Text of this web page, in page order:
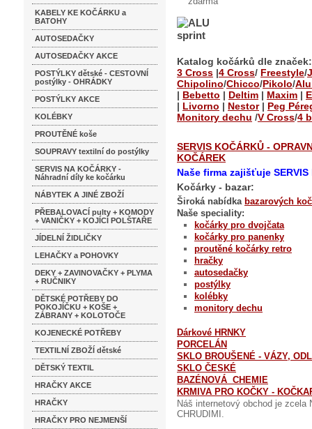
KABELY KE KOČÁRKU a
BATOHY
AUTOSEDAČKY
AUTOSEDAČKY AKCE
POSTÝLKY dětské - CESTOVNÍ
postýlky - OHRÁDKY
POSTÝLKY AKCE
KOLÉBKY
PROUTĚNÉ koše
SOUPRAVY textilní do postýlky
SERVIS NA KOČÁRKY -
Náhradní díly ke kočárku
NÁBYTEK A JINÉ ZBOŽÍ
PŘEBALOVACÍ pulty + KOMODY
+ VANIČKY + KOJÍCÍ POLŠTAŘE
JÍDELNÍ ŽIDLIČKY
LEHAČKY a POHOVKY
DEKY + ZAVINOVAČKY + PLYMA
+ RUČNIKY
DĚTSKÉ POTŘEBY DO
POKOJÍČKU + KOŠE +
ZÁBRANY + KOLOTOČE
KOJENECKÉ POTŘEBY
TEXTILNÍ ZBOŽÍ dětské
DĚTSKÝ TEXTIL
HRAČKY AKCE
HRAČKY
HRAČKY PRO NEJMENŠÍ
Katalog kočárků dle značek:
3 Cross |4 Cross/ Freestyle/
Chipolino/Chicco/Pikolo/
| Bebetto | Deltim | Maxim |
| Livorno | Nestor| Peg
Monitory dechu /V Cross/4
SERVIS KOČÁRKŮ -
KOČÁREK
Naše firma zajišťuje SERVIS
Kočárky - bazar:
Široká nabídka bazarových
Naše speciality:
kočárky pro dvojčata
kočárky pro panenky
proutěné kočárky retro
hračky
autosedačky
postýlky
kolébky
monitory dechu
Dárkové HRNKY
PORCELÁN
SKLO BROUŠENÉ - VÁZY,
SKLO ČESKÉ
BAZÉNOVÁ CHEMIE
KRMIVA PRO KOČKY -
Náš internetový obchod je
CHRUDIMI.